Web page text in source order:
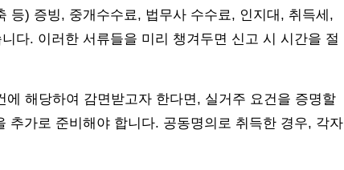
등) 증빙, 중개수수료, 법무사 수수료, 인지대, 취득세,
다. 이러한 서류들을 미리 챙겨두면 신고 시 시간을 절
해당하여 감면받고자 한다면, 실거주 요건을 증명할
추가로 준비해야 합니다. 공동명의로 취득한 경우, 각자